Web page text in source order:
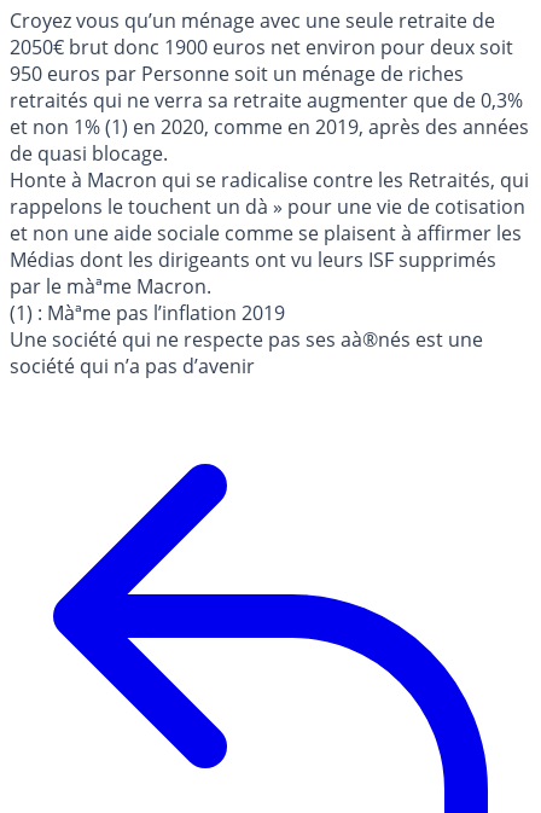
Croyez vous qu’un ménage avec une seule retraite de
2050€ brut donc 1900 euros net environ pour deux soit
950 euros par Personne soit un ménage de riches
retraités qui ne verra sa retraite augmenter que de 0,3%
et non 1% (1) en 2020, comme en 2019, après des années
de quasi blocage.
Honte à Macron qui se radicalise contre les Retraités, qui
rappelons le touchent un dà » pour une vie de cotisation
et non une aide sociale comme se plaisent à affirmer les
Médias dont les dirigeants ont vu leurs ISF supprimés
par le màªme Macron.
(1) : Màªme pas l’inflation 2019
Une société qui ne respecte pas ses aà®nés est une
société qui n’a pas d’avenir